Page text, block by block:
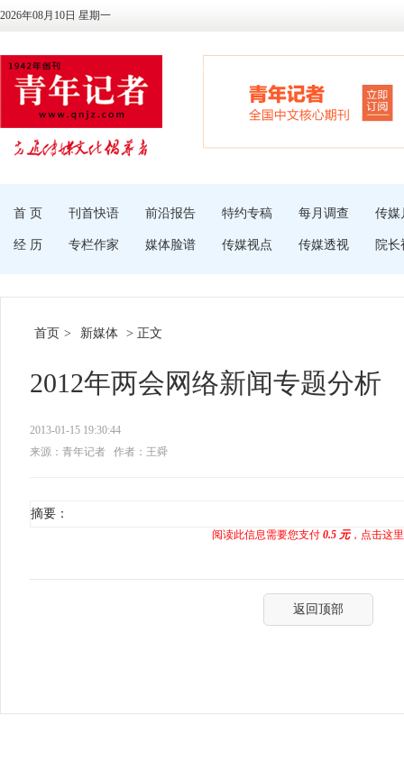
2026年08月10日 星期一
首 页 刊首快语 前沿报告 特约专稿 每月调查 传媒
经 历 专栏作家 媒体脸谱 传媒视点 传媒透视 院长
首页 > 新媒体 > 正文
2012年两会网络新闻专题分析
2013-01-15 19:30:44
来源：青年记者
作者：王舜
摘要：
阅读此信息需要您支付 0.5 元，点击这
返回顶部